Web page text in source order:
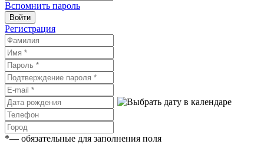
Вспомнить пароль
Войти
Регистрация
*— обязательные для заполнения поля